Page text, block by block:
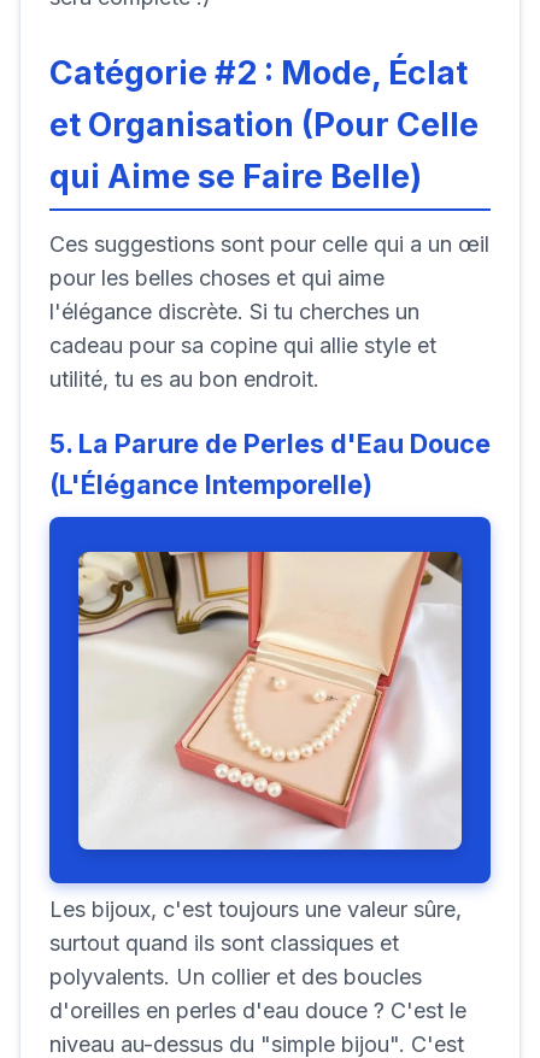
Catégorie #2 : Mode, Éclat
et Organisation (Pour Celle
qui Aime se Faire Belle)
Ces suggestions sont pour celle qui a un œil
pour les belles choses et qui aime
l'élégance discrète. Si tu cherches un
cadeau pour sa copine qui allie style et
utilité, tu es au bon endroit.
5. La Parure de Perles d'Eau Douce
(L'Élégance Intemporelle)
Les bijoux, c'est toujours une valeur sûre,
surtout quand ils sont classiques et
polyvalents. Un collier et des boucles
d'oreilles en perles d'eau douce ? C'est le
niveau au-dessus du "simple bijou". C'est